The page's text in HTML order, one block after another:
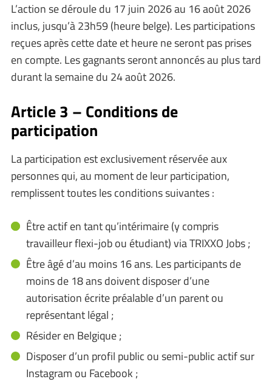
L’action se déroule du 17 juin 2026 au 16 août 2026
inclus, jusqu’à 23h59 (heure belge). Les participations
reçues après cette date et heure ne seront pas prises
en compte. Les gagnants seront annoncés au plus tard
durant la semaine du 24 août 2026.
Article 3 – Conditions de
participation
La participation est exclusivement réservée aux
personnes qui, au moment de leur participation,
remplissent toutes les conditions suivantes :
Être actif en tant qu’intérimaire (y compris
travailleur flexi-job ou étudiant) via TRIXXO Jobs ;
Être âgé d’au moins 16 ans. Les participants de
moins de 18 ans doivent disposer d’une
autorisation écrite préalable d’un parent ou
représentant légal ;
Résider en Belgique ;
Disposer d’un profil public ou semi-public actif sur
Instagram ou Facebook ;